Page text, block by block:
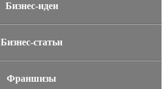
Бизнес-идеи
Бизнес-статьи
Франшизы